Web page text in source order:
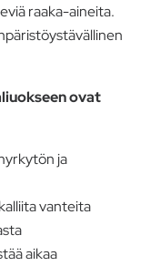
raaka-aineita.
ovat
ja
vanteita
aikaa